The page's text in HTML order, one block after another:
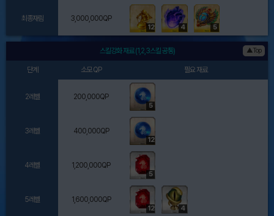
최종재림 3,000,000QP
12 4 5
스킬강화 재료 (1,2,3스킬 공통) ▲Top
단계 소모 QP 필요 재료
2레벨 200,000QP
5
3레벨 400,000QP
12
4레벨 1,200,000QP
5
5레벨 1,600,000QP
12 4